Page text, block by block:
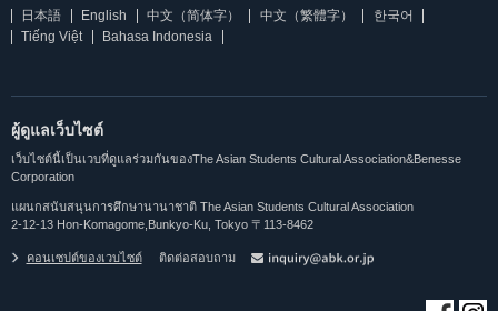
日本語 English 中文（简体字） 中文（繁體字）
한국어
Tiếng Việt
Bahasa Indonesia
ผู้ดูแลเว็บไซต์
เว็บไซต์นี้เป็นเวบที่ดูแลร่วมกันของThe Asian Students Cultural Association&Benesse
Corporation
แผนกสนับสนุนการศึกษานานาชาติ The Asian Students Cultural Association
2-12-13 Hon-Komagome,Bunkyo-Ku, Tokyo 〒113-8462
คอนเซปต์ของเวบไซต์ ติดต่อสอบถาม